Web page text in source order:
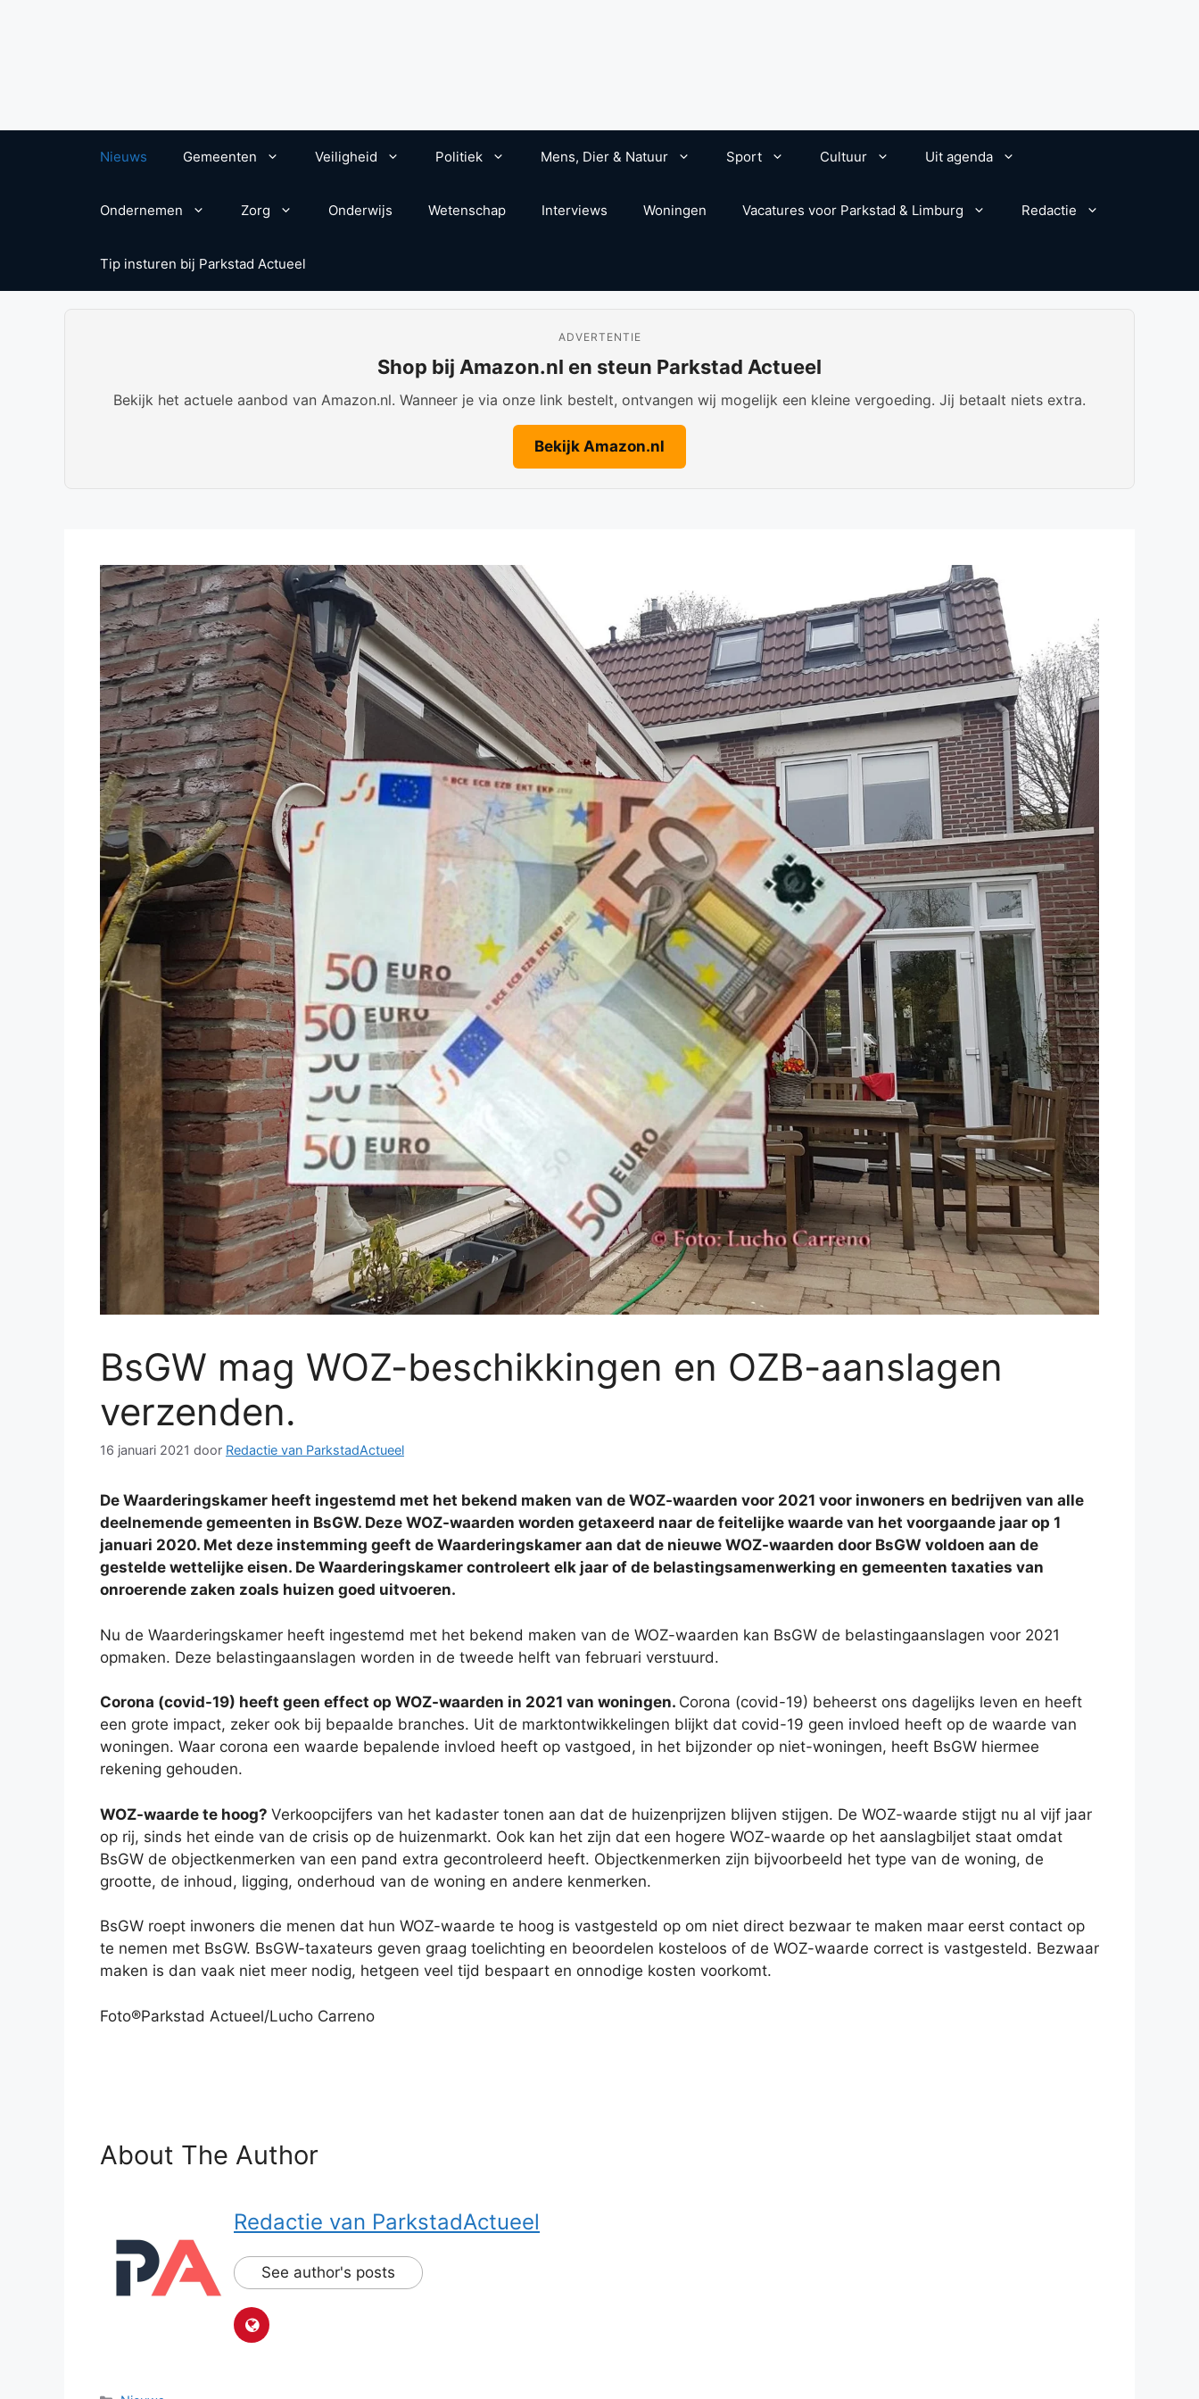
Nieuws Gemeenten Veiligheid Politiek Mens, Dier & Natuur Sport Cultuur Uit agenda
Ondernemen Zorg Onderwijs Wetenschap Interviews Woningen Vacatures voor Parkstad & Limburg Redactie
Tip insturen bij Parkstad Actueel
ADVERTENTIE
Shop bij Amazon.nl en steun Parkstad Actueel
Bekijk het actuele aanbod van Amazon.nl. Wanneer je via onze link bestelt, ontvangen wij mogelijk een kleine vergoeding. Jij betaalt niets extra.
Bekijk Amazon.nl
BsGW mag WOZ-beschikkingen en OZB-aanslagen
verzenden.
16 januari 2021 door Redactie van ParkstadActueel
De Waarderingskamer heeft ingestemd met het bekend maken van de WOZ-waarden voor 2021 voor inwoners en bedrijven van alle
deelnemende gemeenten in BsGW. Deze WOZ-waarden worden getaxeerd naar de feitelijke waarde van het voorgaande jaar op 1
januari 2020. Met deze instemming geeft de Waarderingskamer aan dat de nieuwe WOZ-waarden door BsGW voldoen aan de
gestelde wettelijke eisen. De Waarderingskamer controleert elk jaar of de belastingsamenwerking en gemeenten taxaties van
onroerende zaken zoals huizen goed uitvoeren.
Nu de Waarderingskamer heeft ingestemd met het bekend maken van de WOZ-waarden kan BsGW de belastingaanslagen voor 2021
opmaken. Deze belastingaanslagen worden in de tweede helft van februari verstuurd.
Corona (covid-19) heeft geen effect op WOZ-waarden in 2021 van woningen. Corona (covid-19) beheerst ons dagelijks leven en heeft
een grote impact, zeker ook bij bepaalde branches. Uit de marktontwikkelingen blijkt dat covid-19 geen invloed heeft op de waarde van
woningen. Waar corona een waarde bepalende invloed heeft op vastgoed, in het bijzonder op niet-woningen, heeft BsGW hiermee
rekening gehouden.
WOZ-waarde te hoog? Verkoopcijfers van het kadaster tonen aan dat de huizenprijzen blijven stijgen. De WOZ-waarde stijgt nu al vijf jaar
op rij, sinds het einde van de crisis op de huizenmarkt. Ook kan het zijn dat een hogere WOZ-waarde op het aanslagbiljet staat omdat
BsGW de objectkenmerken van een pand extra gecontroleerd heeft. Objectkenmerken zijn bijvoorbeeld het type van de woning, de
grootte, de inhoud, ligging, onderhoud van de woning en andere kenmerken.
BsGW roept inwoners die menen dat hun WOZ-waarde te hoog is vastgesteld op om niet direct bezwaar te maken maar eerst contact op
te nemen met BsGW. BsGW-taxateurs geven graag toelichting en beoordelen kosteloos of de WOZ-waarde correct is vastgesteld. Bezwaar
maken is dan vaak niet meer nodig, hetgeen veel tijd bespaart en onnodige kosten voorkomt.
Foto®Parkstad Actueel/Lucho Carreno
About The Author
Redactie van ParkstadActueel
See author's posts